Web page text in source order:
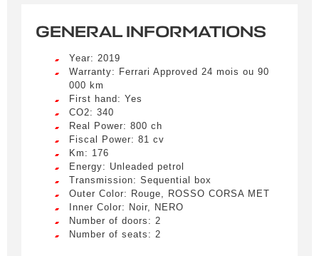
GENERAL INFORMATIONS
Year: 2019
Warranty: Ferrari Approved 24 mois ou 90
000 km
First hand: Yes
CO2: 340
Real Power: 800 ch
Fiscal Power: 81 cv
Km: 176
Energy: Unleaded petrol
Transmission: Sequential box
Outer Color: Rouge, ROSSO CORSA MET
Inner Color: Noir, NERO
Number of doors: 2
Number of seats: 2